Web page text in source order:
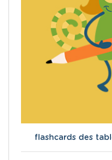
flashcards des